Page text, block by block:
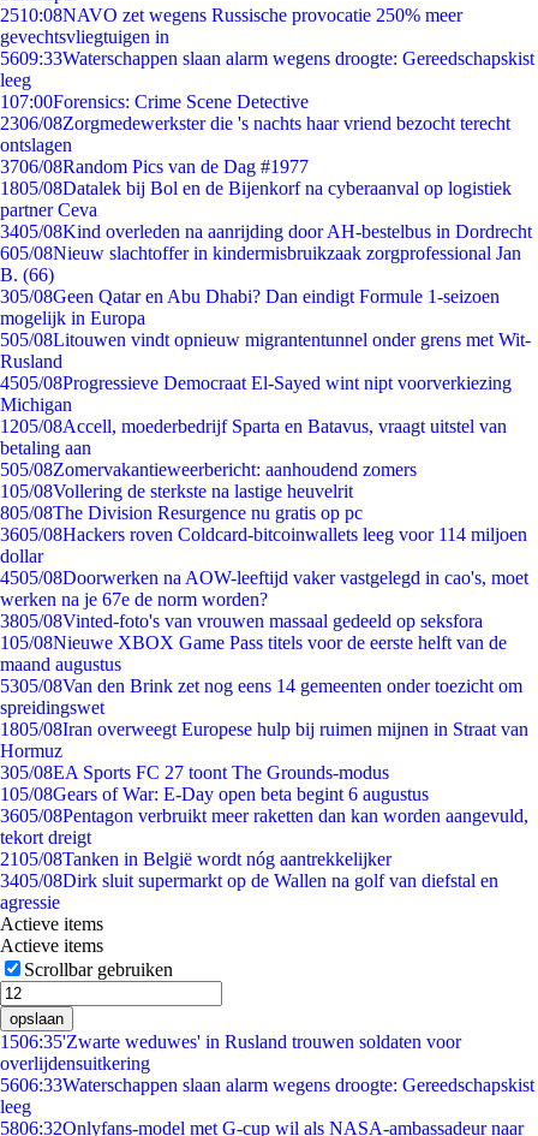
2510:08NAVO zet wegens Russische provocatie 250% meer
gevechtsvliegtuigen in
5609:33Waterschappen slaan alarm wegens droogte: Gereedschapskist
leeg
107:00Forensics: Crime Scene Detective
2306/08Zorgmedewerkster die 's nachts haar vriend bezocht terecht
ontslagen
3706/08Random Pics van de Dag #1977
1805/08Datalek bij Bol en de Bijenkorf na cyberaanval op logistiek
partner Ceva
3405/08Kind overleden na aanrijding door AH-bestelbus in Dordrecht
605/08Nieuw slachtoffer in kindermisbruikzaak zorgprofessional Jan
B. (66)
305/08Geen Qatar en Abu Dhabi? Dan eindigt Formule 1-seizoen
mogelijk in Europa
505/08Litouwen vindt opnieuw migrantentunnel onder grens met Wit-
Rusland
4505/08Progressieve Democraat El-Sayed wint nipt voorverkiezing
Michigan
1205/08Accell, moederbedrijf Sparta en Batavus, vraagt uitstel van
betaling aan
505/08Zomervakantieweerbericht: aanhoudend zomers
105/08Vollering de sterkste na lastige heuvelrit
805/08The Division Resurgence nu gratis op pc
3605/08Hackers roven Coldcard-bitcoinwallets leeg voor 114 miljoen
dollar
4505/08Doorwerken na AOW-leeftijd vaker vastgelegd in cao's, moet
werken na je 67e de norm worden?
3805/08Vinted-foto's van vrouwen massaal gedeeld op seksfora
105/08Nieuwe XBOX Game Pass titels voor de eerste helft van de
maand augustus
5305/08Van den Brink zet nog eens 14 gemeenten onder toezicht om
spreidingswet
1805/08Iran overweegt Europese hulp bij ruimen mijnen in Straat van
Hormuz
305/08EA Sports FC 27 toont The Grounds-modus
105/08Gears of War: E-Day open beta begint 6 augustus
3605/08Pentagon verbruikt meer raketten dan kan worden aangevuld,
tekort dreigt
2105/08Tanken in België wordt nóg aantrekkelijker
3405/08Dirk sluit supermarkt op de Wallen na golf van diefstal en
agressie
Actieve items
Actieve items
Scrollbar gebruiken
opslaan
1506:35'Zwarte weduwes' in Rusland trouwen soldaten voor
overlijdensuitkering
5606:33Waterschappen slaan alarm wegens droogte: Gereedschapskist
leeg
5806:32Onlyfans-model met G-cup wil als NASA-ambassadeur naar